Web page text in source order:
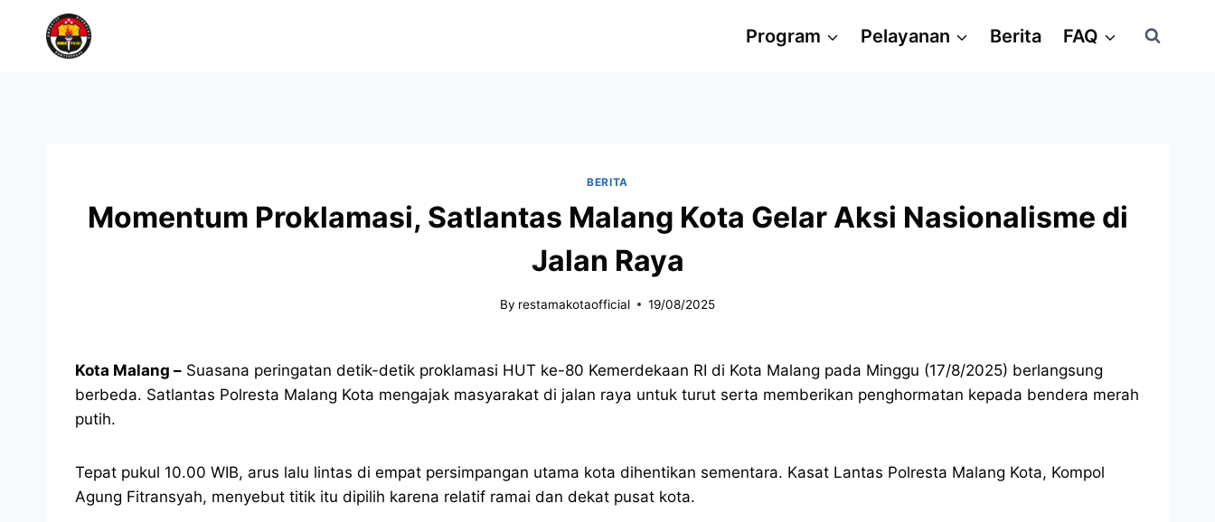
Program Pelayanan Berita FAQ
BERITA
Momentum Proklamasi, Satlantas Malang Kota Gelar Aksi Nasionalisme di
Jalan Raya
By restamakotaofficial 19/08/2025
Kota Malang – Suasana peringatan detik-detik proklamasi HUT ke-80 Kemerdekaan RI di Kota Malang pada Minggu (17/8/2025) berlangsung
berbeda. Satlantas Polresta Malang Kota mengajak masyarakat di jalan raya untuk turut serta memberikan penghormatan kepada bendera merah
putih.
Tepat pukul 10.00 WIB, arus lalu lintas di empat persimpangan utama kota dihentikan sementara. Kasat Lantas Polresta Malang Kota, Kompol
Agung Fitransyah, menyebut titik itu dipilih karena relatif ramai dan dekat pusat kota.